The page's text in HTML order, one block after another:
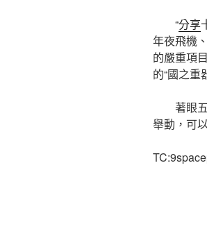
“分享
年夜飛機
的嚴重項
的“國之重
著眼
舉動，可